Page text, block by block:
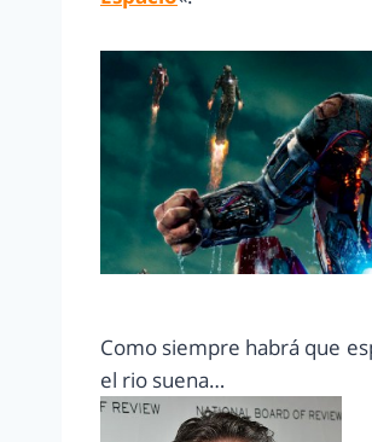
Como siempre habrá que
el rio suena…